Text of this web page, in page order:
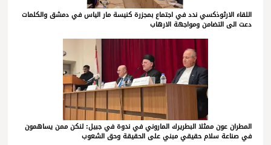
اللقاء الارثوذكسي ندد في اجتماع بمجزرة كنيسة مار الياس في دمشق والكلمات
دعت الى التضامن ومواجهة الارهاب
المطران عون ممثلا البطريرك الماروني في ندوة في جبيل: لنكن ممن يساهمون
في صناعة سلام حقيقي مبني على الحقيقة وحق الشعوب